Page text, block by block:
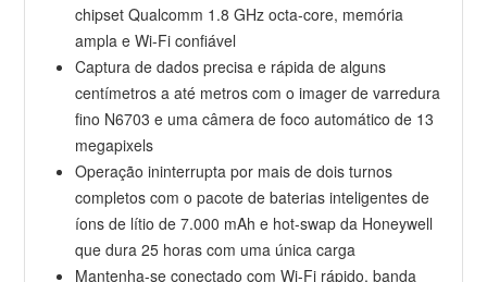
chipset Qualcomm 1.8 GHz octa-core, memória
ampla e Wi-Fi confiável
Captura de dados precisa e rápida de alguns
centímetros a até metros com o imager de varredura
fino N6703 e uma câmera de foco automático de 13
megapixels
Operação ininterrupta por mais de dois turnos
completos com o pacote de baterias inteligentes de
íons de lítio de 7.000 mAh e hot-swap da Honeywell
que dura 25 horas com uma única carga
Mantenha-se conectado com Wi-Fi rápido, banda